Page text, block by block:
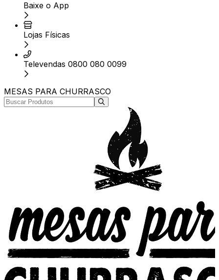
Baixe o App
Lojas Físicas
Televendas 0800 080 0099
MESAS PARA CHURRASCO